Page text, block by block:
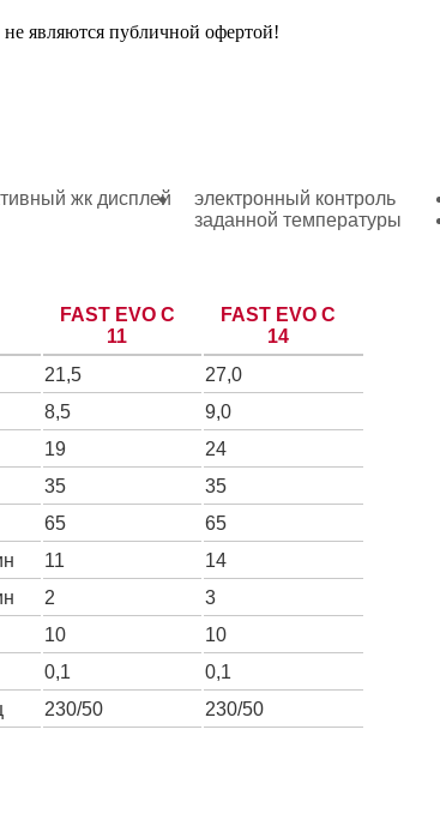
являются публичной офертой!
жк дисплей
электронный контроль
заданной температуры
FAST EVO C
11
FAST EVO C
14
21,5
27,0
8,5
9,0
19
24
35
35
65
65
11
14
2
3
10
10
0,1
0,1
230/50 230/50